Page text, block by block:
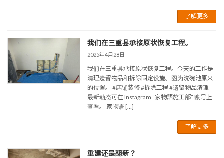
了解更多
我们在三重县承接原状恢复工程。
2025年4月28日
我们在三重县承接原状恢复工程。今天的工作是
清理遗留物品和拆除固定设施。图为洗碗池原来
的位置。 #店铺装修 #拆除工程 #遗留物品清理
最新动态可在 Instagram “家物語施工部” 账号上
查看。 家物语 […]
了解更多
重建还是翻新？